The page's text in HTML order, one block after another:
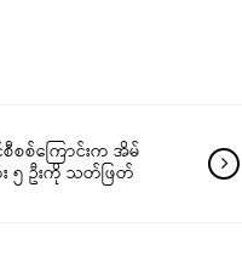
စစ်ကြောင်းက အိမ်
း ၅ ဦးကို သတ်ဖြတ်